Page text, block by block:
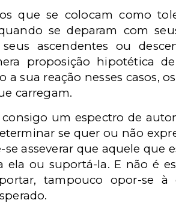
que se colocam como
se deparam com
ascendentes ou
proposição hipotética
a sua reação nesses casos,
carregam.
consigo um espectro de
se quer ou não
se asseverar que aquele
ela ou suportá-la. E não é
tampouco opor-se à